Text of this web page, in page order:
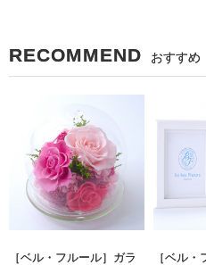
RECOMMEND おすすめ
［ベル・フルール］ガラ
［ベル・